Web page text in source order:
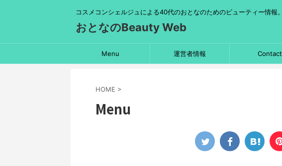
コスメコンシェルジュによる40代のおとなのためのビューティー情報。
おとなのBeauty Web
Menu 運営者情報 Contact
HOME >
Menu